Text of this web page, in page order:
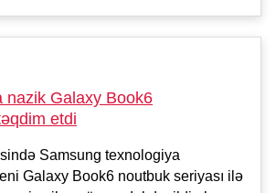
nazik Galaxy Book6
etdi
Samsung texnologiya
Galaxy Book6 noutbuk seriyası ilə